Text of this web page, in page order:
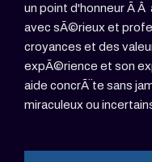
un point d'honneur Ã
avec sÃ©rieux et
croyances et des
expÃ©rience et son
aide concrÃ¨te sans
miraculeux ou